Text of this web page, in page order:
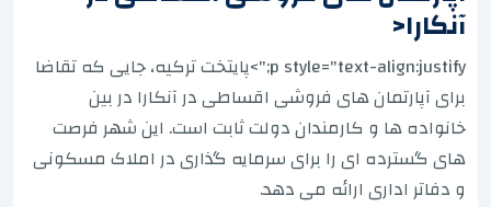
آنکارا<
p style="text-align:justify;">پایتخت ترکیه، جایی که تقاضا
برای آپارتمان های فروشی اقساطی در آنکارا در بین
خانواده ها و کارمندان دولت ثابت است. این شهر فرصت
های گسترده ای را برای سرمایه گذاری در املاک مسکونی
و دفاتر اداری ارائه می دهد.